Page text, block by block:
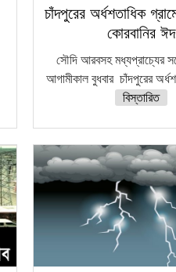
চাঁদপুরের অর্ধশতাধিক
কোরবানির ঈদ
সৌদি আরবসহ মধ্যপ্রাচ্যের
আগামীকাল বুধবার চাঁদপুরের
বিস্তারিত